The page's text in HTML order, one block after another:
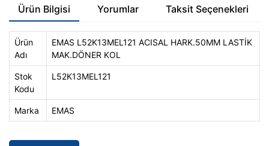
Ürün Bilgisi Yorumlar Taksit Seçenekleri
Ürün
Adı
EMAS L52K13MEL121 ACISAL HARK.50MM LASTİK
MAK.DÖNER KOL
Stok
Kodu
L52K13MEL121
Marka EMAS